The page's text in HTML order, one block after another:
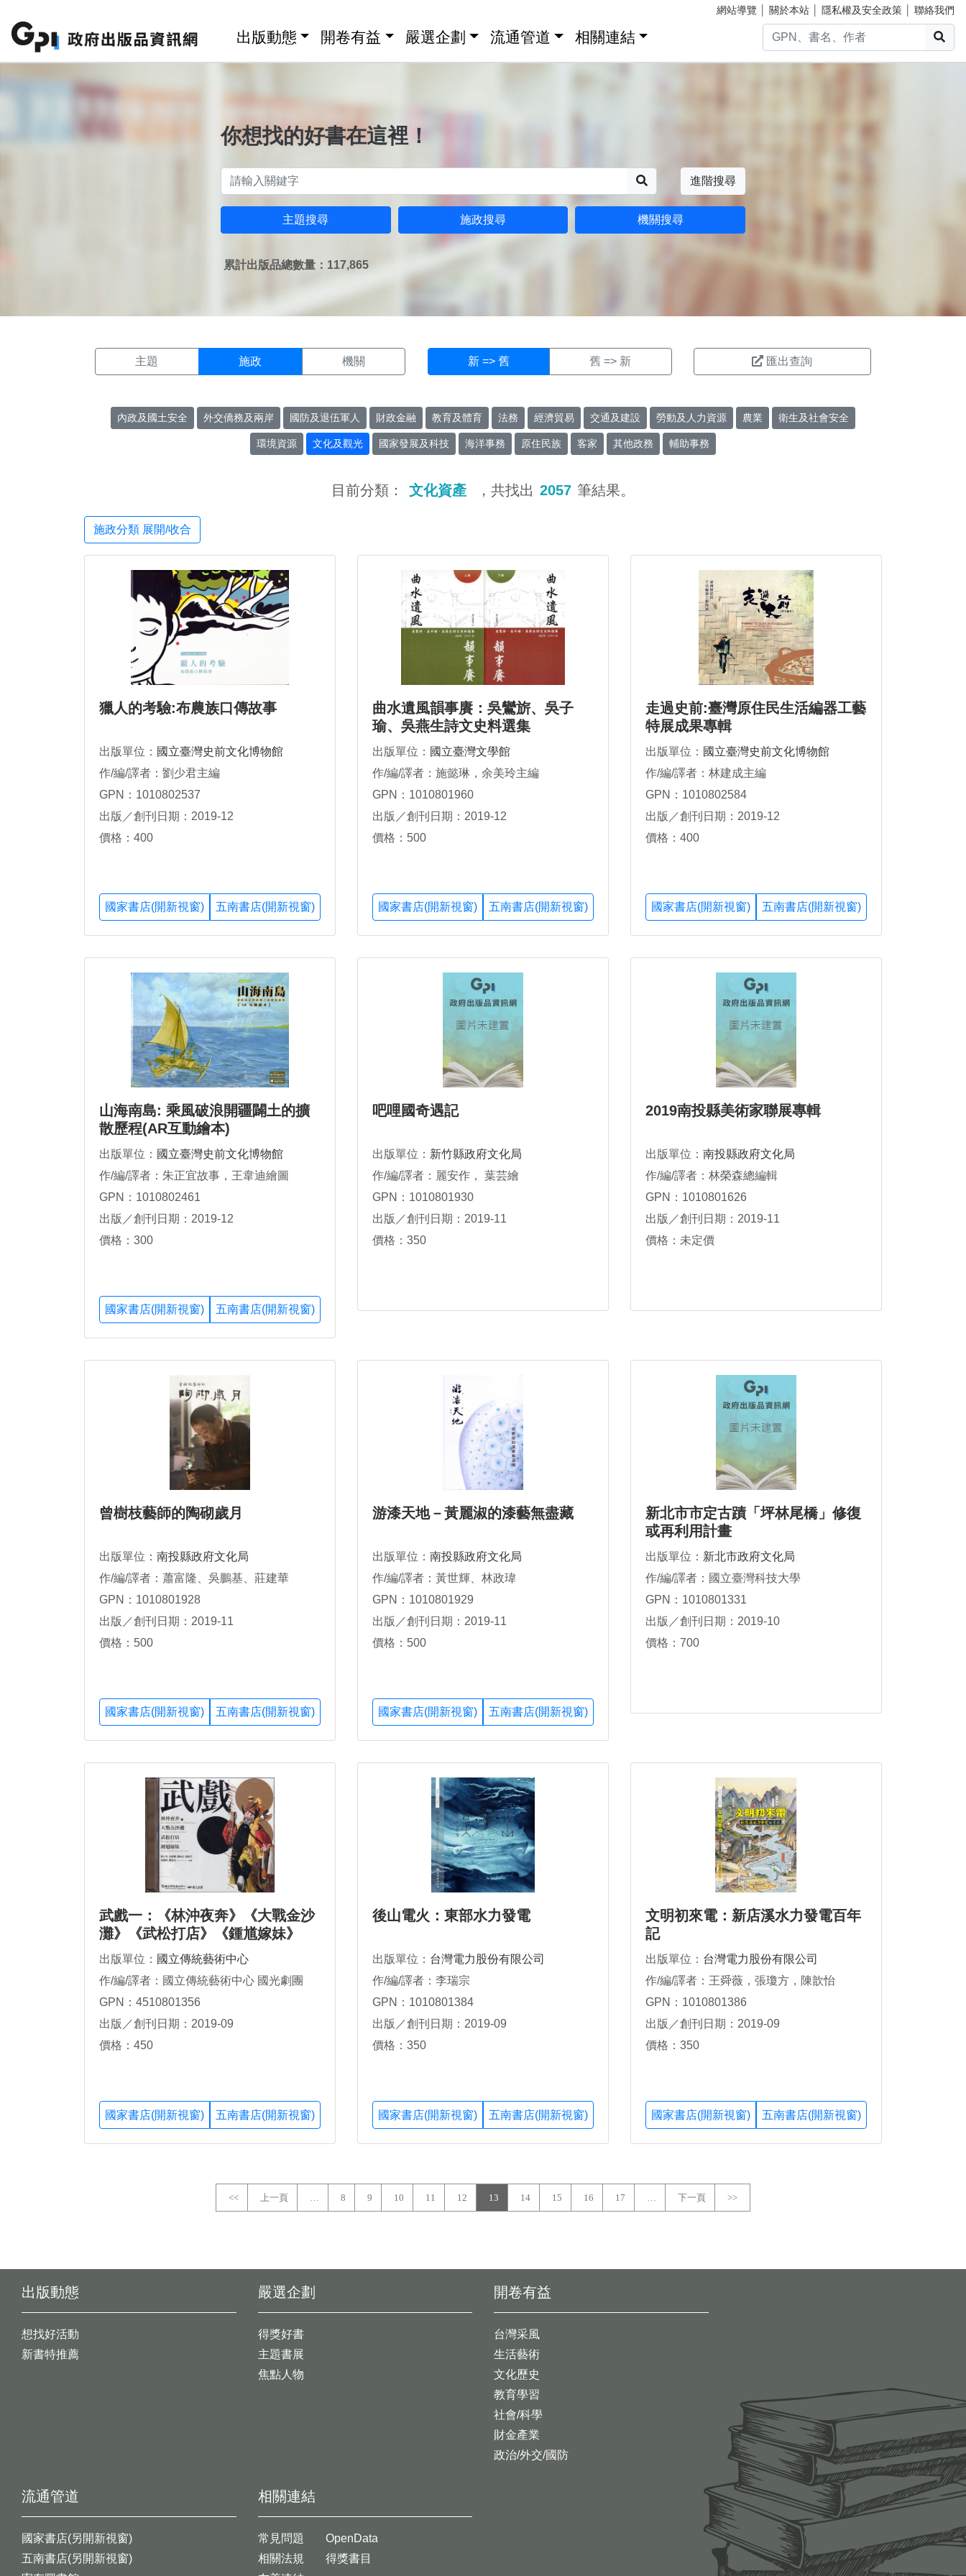
網站導覽 關於本站 隱私權及安全政策 聯絡我們
出版動態 開卷有益 嚴選企劃 流通管道 相關連結
你想找的好書在這裡！
進階搜尋
主題搜尋 施政搜尋 機關搜尋
累計出版品總數量：117,865
主題 施政 機關 新 => 舊 舊 => 新 匯出查詢
內政及國土安全 外交僑務及兩岸 國防及退伍軍人 財政金融 教育及體育 法務 經濟貿易 交通及建設 勞動及人力資源 農業 衛生及社會安全
環境資源 文化及觀光 國家發展及科技 海洋事務 原住民族 客家 其他政務 輔助事務
目前分類： 文化資產 ，共找出 2057 筆結果。
施政分類 展開/收合
獵人的考驗:布農族口傳故事
出版單位： 國立臺灣史前文化博物館
作/編/譯者：劉少君主編
GPN：1010802537
出版／創刊日期：2019-12
價格：400
國家書店(開新視窗) 五南書店(開新視窗)
曲水遺風韻事賡：吳鸞旂、吳子
瑜、吳燕生詩文史料選集
出版單位： 國立臺灣文學館
作/編/譯者：施懿琳，余美玲主編
GPN：1010801960
出版／創刊日期：2019-12
價格：500
國家書店(開新視窗) 五南書店(開新視窗)
走過史前:臺灣原住民生活編器工藝
特展成果專輯
出版單位： 國立臺灣史前文化博物館
作/編/譯者：林建成主編
GPN：1010802584
出版／創刊日期：2019-12
價格：400
國家書店(開新視窗) 五南書店(開新視窗)
山海南島: 乘風破浪開疆闢土的擴
散歷程(AR互動繪本)
出版單位： 國立臺灣史前文化博物館
作/編/譯者：朱正宜故事，王韋迪繪圖
GPN：1010802461
出版／創刊日期：2019-12
價格：300
國家書店(開新視窗) 五南書店(開新視窗)
吧哩國奇遇記
出版單位： 新竹縣政府文化局
作/編/譯者：麗安作， 葉芸繪
GPN：1010801930
出版／創刊日期：2019-11
價格：350
2019南投縣美術家聯展專輯
出版單位： 南投縣政府文化局
作/編/譯者：林榮森總編輯
GPN：1010801626
出版／創刊日期：2019-11
價格：未定價
曾樹枝藝師的陶砌歲月
出版單位： 南投縣政府文化局
作/編/譯者：蕭富隆、吳鵬基、莊建華
GPN：1010801928
出版／創刊日期：2019-11
價格：500
國家書店(開新視窗) 五南書店(開新視窗)
游漆天地－黃麗淑的漆藝無盡藏
出版單位： 南投縣政府文化局
作/編/譯者：黃世輝、林政瑋
GPN：1010801929
出版／創刊日期：2019-11
價格：500
國家書店(開新視窗) 五南書店(開新視窗)
新北市市定古蹟「坪林尾橋」修復
或再利用計畫
出版單位： 新北市政府文化局
作/編/譯者：國立臺灣科技大學
GPN：1010801331
出版／創刊日期：2019-10
價格：700
武戲一：《林沖夜奔》《大戰金沙
灘》《武松打店》《鍾馗嫁妹》
出版單位： 國立傳統藝術中心
作/編/譯者：國立傳統藝術中心 國光劇團
GPN：4510801356
出版／創刊日期：2019-09
價格：450
國家書店(開新視窗) 五南書店(開新視窗)
後山電火：東部水力發電
出版單位： 台灣電力股份有限公司
作/編/譯者：李瑞宗
GPN：1010801384
出版／創刊日期：2019-09
價格：350
國家書店(開新視窗) 五南書店(開新視窗)
文明初來電：新店溪水力發電百年
記
出版單位： 台灣電力股份有限公司
作/編/譯者：王舜薇，張瓊方，陳歆怡
GPN：1010801386
出版／創刊日期：2019-09
價格：350
國家書店(開新視窗) 五南書店(開新視窗)
<< 上一頁 8 9 10 11 12 13 14 15 16 17 下一頁 >>
出版動態
想找好活動
新書特推薦
開卷有益
台灣采風
生活藝術
文化歷史
教育學習
社會/科學
財金產業
政治/外交/國防
嚴選企劃
得獎好書
主題書展
焦點人物
流通管道
國家書店(另開新視窗)
五南書店(另開新視窗)
相關連結
常見問題
相關法規
OpenData
得獎書目